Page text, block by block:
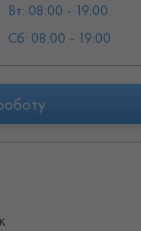
Вт: 08:00 - 19:00
Сб: 08:00 - 19:00